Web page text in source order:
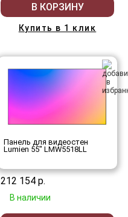
В КОРЗИНУ
Купить в 1 клик
Панель для видеостен
Lumien 55" LMW5518LL
212 154 р.
В наличии